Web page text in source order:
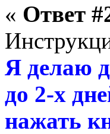
« Ответ
Я делаю
до 2-х
нажать